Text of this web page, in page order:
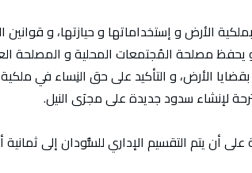
الأرض و إستخداماتها و حيازتها، و قوانين
مصلحة المُجتمعات المحلية و المصلحة
الأرض، و التأكيد على حق النِساء في
لإنشاء سدود جديدة على مجرَى النيل.